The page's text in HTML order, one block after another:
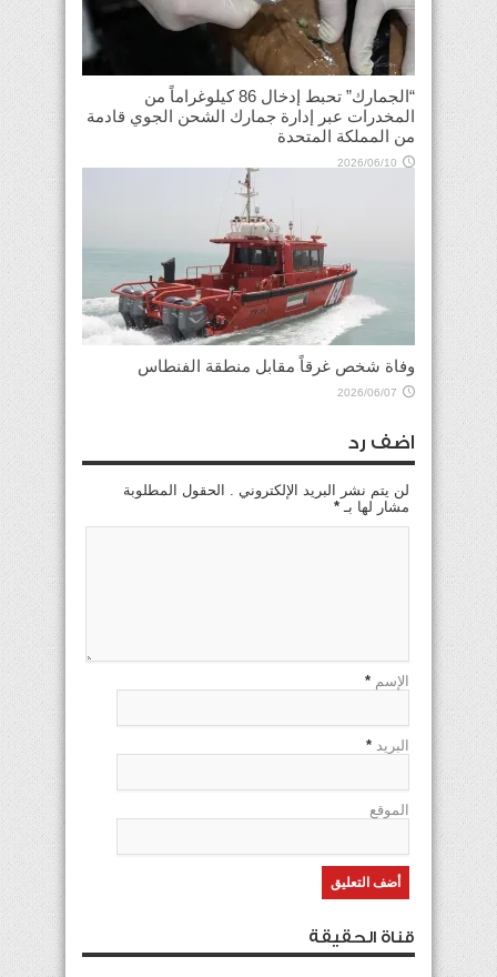
“الجمارك” تحبط إدخال 86 كيلوغراماً من
المخدرات عبر إدارة جمارك الشحن الجوي قادمة
من المملكة المتحدة
2026/06/10
وفاة شخص غرقاً مقابل منطقة الفنطاس
2026/06/07
اضف رد
لن يتم نشر البريد الإلكتروني . الحقول المطلوبة
مشار لها بـ *
الإسم *
البريد *
الموقع
قناة الحقيقة